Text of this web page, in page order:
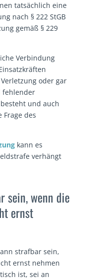
tatsächlich eine
nach § 222 StGB
gemäß § 229
Verbindung
oder gar
fehlender
und auch
Frage des
kann es
verhängt
sein, wenn die
ernst
strafbar sein,
ernst nehmen
ist, sei an